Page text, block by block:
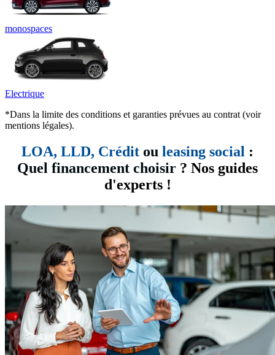
monospaces
Electrique
*Dans la limite des conditions et garanties prévues au contrat (voir
mentions légales).
LOA, LLD, Crédit ou leasing social :
Quel financement choisir ? Nos guides
d'experts !